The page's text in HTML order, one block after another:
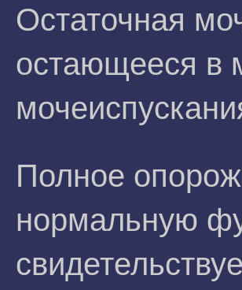
Остаточная
остающееся в
Полное
нормальную